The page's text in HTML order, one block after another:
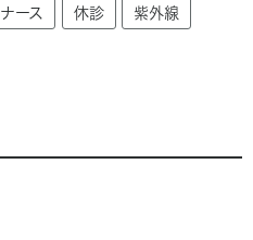
ナース 休診 紫外線